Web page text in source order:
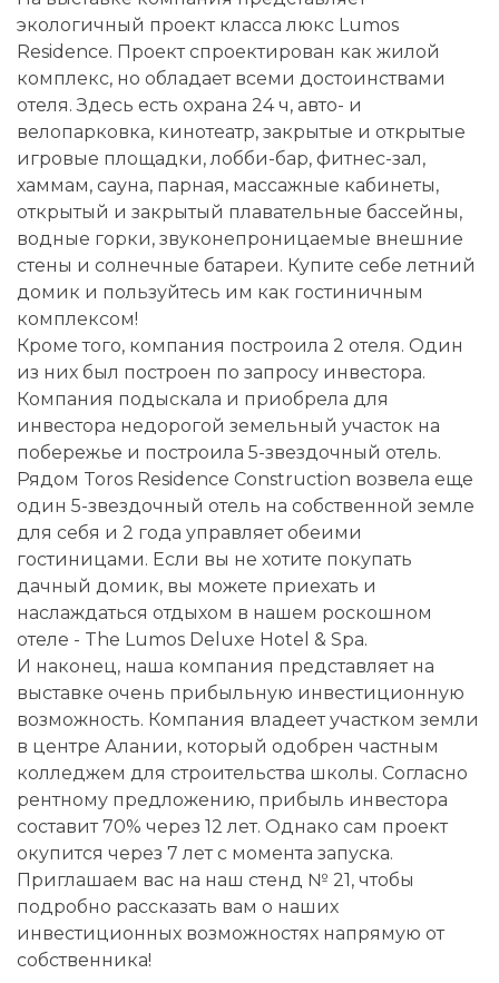
экологичный проект класса люкс Lumos
Residence. Проект спроектирован как жилой
комплекс, но обладает всеми достоинствами
отеля. Здесь есть охрана 24 ч, авто- и
велопарковка, кинотеатр, закрытые и открытые
игровые площадки, лобби-бар, фитнес-зал,
хаммам, сауна, парная, массажные кабинеты,
открытый и закрытый плавательные бассейны,
водные горки, звуконепроницаемые внешние
стены и солнечные батареи. Купите себе летний
домик и пользуйтесь им как гостиничным
комплексом!
Кроме того, компания построила 2 отеля. Один
из них был построен по запросу инвестора.
Компания подыскала и приобрела для
инвестора недорогой земельный участок на
побережье и построила 5-звездочный отель.
Рядом Toros Residence Construction возвела еще
один 5-звездочный отель на собственной земле
для себя и 2 года управляет обеими
гостиницами. Если вы не хотите покупать
дачный домик, вы можете приехать и
наслаждаться отдыхом в нашем роскошном
отеле - The Lumos Deluxe Hotel & Spa.
И наконец, наша компания представляет на
выставке очень прибыльную инвестиционную
возможность. Компания владеет участком земли
в центре Алании, который одобрен частным
колледжем для строительства школы. Согласно
рентному предложению, прибыль инвестора
составит 70% через 12 лет. Однако сам проект
окупится через 7 лет с момента запуска.
Приглашаем вас на наш стенд № 21, чтобы
подробно рассказать вам о наших
инвестиционных возможностях напрямую от
собственника!